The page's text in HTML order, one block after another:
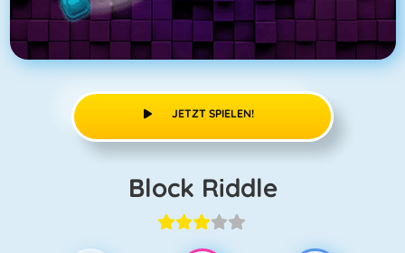
JETZT SPIELEN!
Block Riddle